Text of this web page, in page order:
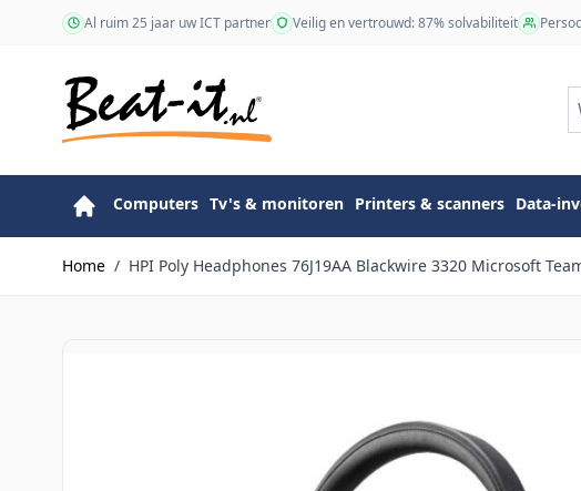
Ga naar de inhoudAl ruim 25 jaar uw ICT partner Veilig en vertrouwd: 87% solvabiliteit
Computers Tv's & monitoren Printers & scanners Data-
Home / HPI Poly Headphones 76J19AA Blackwire 3320 Microsoft